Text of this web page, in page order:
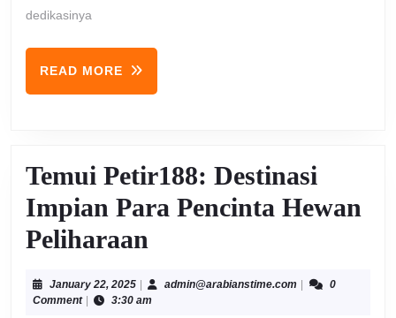
Online
dedikasinya
READ MORE
MORE
Temui Petir188: Destinasi
Impian Para Pencinta Hewan
Peliharaan
Destinasi
January 22, 2025January
22,
admin@arabianstime.com
0
Comment
3:30 am